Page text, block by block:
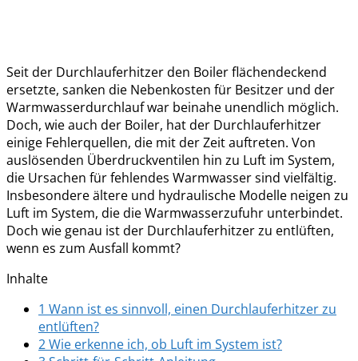
Seit der Durchlauferhitzer den Boiler flächendeckend
ersetzte, sanken die Nebenkosten für Besitzer und der
Warmwasserdurchlauf war beinahe unendlich möglich.
Doch, wie auch der Boiler, hat der Durchlauferhitzer
einige Fehlerquellen, die mit der Zeit auftreten. Von
auslösenden Überdruckventilen hin zu Luft im System,
die Ursachen für fehlendes Warmwasser sind vielfältig.
Insbesondere ältere und hydraulische Modelle neigen zu
Luft im System, die die Warmwasserzufuhr unterbindet.
Doch wie genau ist der Durchlauferhitzer zu entlüften,
wenn es zum Ausfall kommt?
Inhalte
1 Wann ist es sinnvoll, einen Durchlauferhitzer zu
entlüften?
2Wie erkenne ich, ob Luft im System ist?